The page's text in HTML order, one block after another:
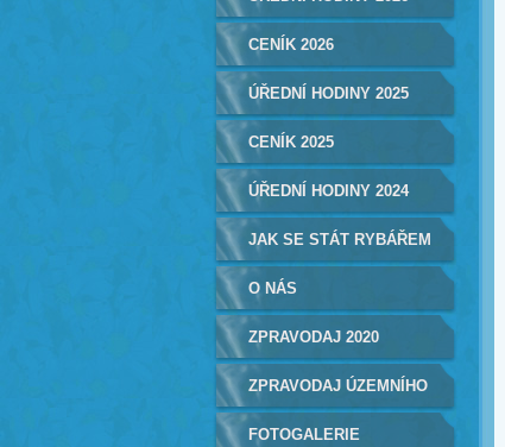
CENÍK 2026
ÚŘEDNÍ HODINY 2025
CENÍK 2025
ÚŘEDNÍ HODINY 2024
JAK SE STÁT RYBÁŘEM
O NÁS
ZPRAVODAJ 2020
ZPRAVODAJ ÚZEMNÍHO
SVAZU
FOTOGALERIE